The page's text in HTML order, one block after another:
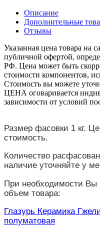
Описание
Дополнительные
Отзывы
Указанная цена товара на
публичной офертой,
РФ. Цена может быть
стоимости компонентов,
Стоимость вы можете
ЦЕНА оговаривается
зависимости от условий
Размер фасовки 1 кг.
стоимость.
Количество
наличие уточняйте у
При необходимости Вы
объем товара:
Глазурь Керамика
полуматовая